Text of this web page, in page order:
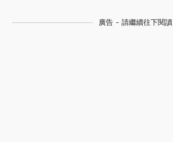
廣告 - 請繼續往下閱讀